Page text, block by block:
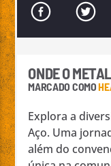
ONDE O
MARCADO COMO
Explora a
Aço. Uma
além do